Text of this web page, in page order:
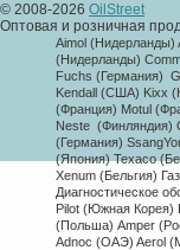
© 2008-2026 OilStreet
Оптовая и розничная
Aimol (Нидерланды)
(Нидерланды)
Fuchs (Германия)
Kendall (США) Kixx
(Франция) Motul
Neste (Финляндия)
(Германия)
(Япония) Texaco
Xenum (Бельгия)
Диагностическое
Pilot (Южная Корея)
(Польша) Amper
Adnoc (ОАЭ) Aerol